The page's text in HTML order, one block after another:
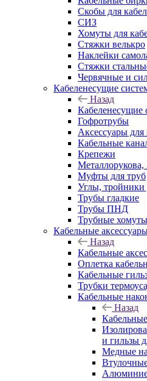
Cкобы для
СИЗ
Хомуты для
Стяжки велькро
Наклейки
Стяжки
Червячные и
Кабеленесущие
Назад
Кабеленесущие
Гофротрубы
Аксессуары для
Кабельные
Крепежи
Муфты для труб
Углы, тройники
Трубы гладкие
Трубы ПНД
Трубные хомуты
Кабельные
Назад
Кабельные
Оплетка
Кабельные
Трубки
Кабельные
Назад
и гильзы
Медные